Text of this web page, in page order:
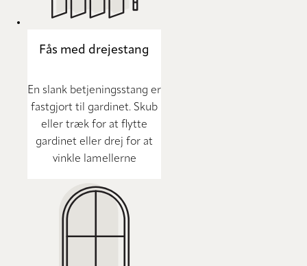
Fås med drejestang
En slank betjeningsstang er
fastgjort til gardinet. Skub
eller træk for at flytte
gardinet eller drej for at
vinkle lamellerne